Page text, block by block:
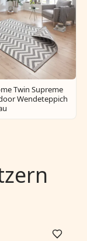
Twin Supreme
Wendeteppich